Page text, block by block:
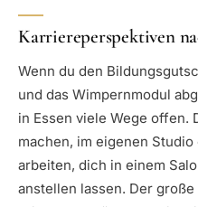
Karriereperspektiven
Wenn du den
und das Wimpernmodul
in Essen viele Wege offen.
machen, im eigenen
arbeiten, dich in einem
anstellen lassen. Der